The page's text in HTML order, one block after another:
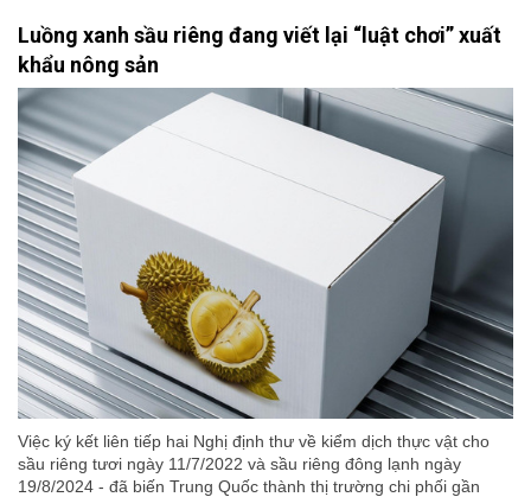
Luồng xanh sầu riêng đang viết lại “luật chơi” xuất
khẩu nông sản
Việc ký kết liên tiếp hai Nghị định thư về kiểm dịch thực vật cho
sầu riêng tươi ngày 11/7/2022 và sầu riêng đông lạnh ngày
19/8/2024 - đã biến Trung Quốc thành thị trường chi phối gần